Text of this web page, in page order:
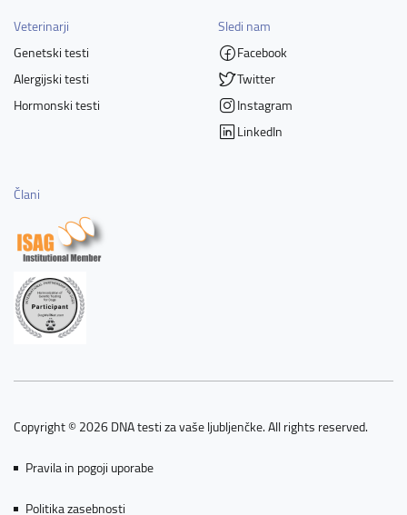
Veterinarji
Genetski testi
Alergijski testi
Hormonski testi
Sledi nam
Facebook
Twitter
Instagram
LinkedIn
Člani
Copyright © 2026 DNA testi za vaše ljubljenčke. All rights reserved.
Pravila in pogoji uporabe
Politika zasebnosti